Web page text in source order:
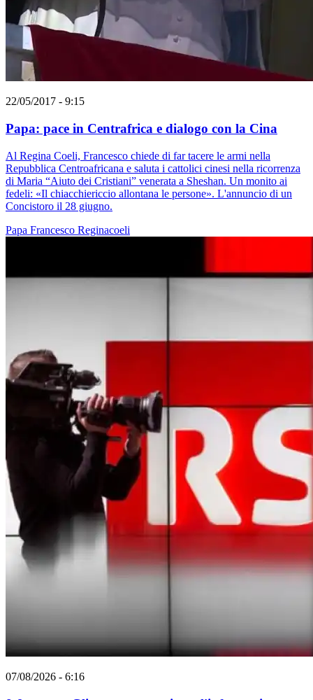
22/05/2017 - 9:15
Papa: pace in Centrafrica e dialogo con la Cina
Al Regina Coeli, Francesco chiede di far tacere le armi nella
Repubblica Centroafricana e saluta i cattolici cinesi nella ricorrenza
di Maria “Aiuto dei Cristiani” venerata a Sheshan. Un monito ai
fedeli: «Il chiacchiericcio allontana le persone». L'annuncio di un
Concistoro il 28 giugno.
Papa Francesco Reginacoeli
07/08/2026 - 6:16